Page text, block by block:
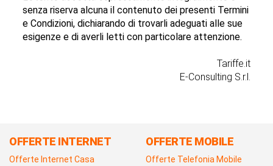
senza riserva alcuna il contenuto dei presenti Termini
e Condizioni, dichiarando di trovarli adeguati alle sue
esigenze e di averli letti con particolare attenzione.
Tariffe.it
E-Consulting S.r.l.
OFFERTE INTERNET
Offerte Internet Casa
OFFERTE MOBILE
Offerte Telefonia Mobile